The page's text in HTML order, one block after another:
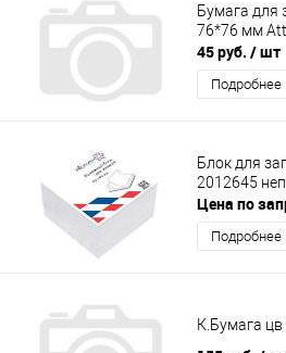
Бумага для
76*76 мм
45 руб. / шт
Подробнее
Блок для
2012645
Цена по
Подробнее
К.Бумага цв